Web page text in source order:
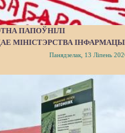
ПАПОЎНІЛІ
МІНІСТЭРСТВА
Панядзелак, 13 Ліпень